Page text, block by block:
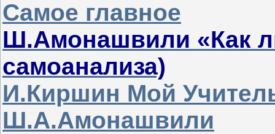
Самое главное
Ш.Амонашвили «Как
самоанализа)
И.Киршин Мой
Ш.А.Амонашвили